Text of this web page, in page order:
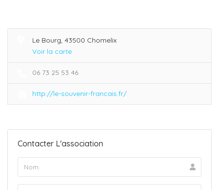
Le Bourg, 43500 Chomelix
Voir la carte
06 73 25 53 46
http://le-souvenir-francais.fr/
Contacter L'association